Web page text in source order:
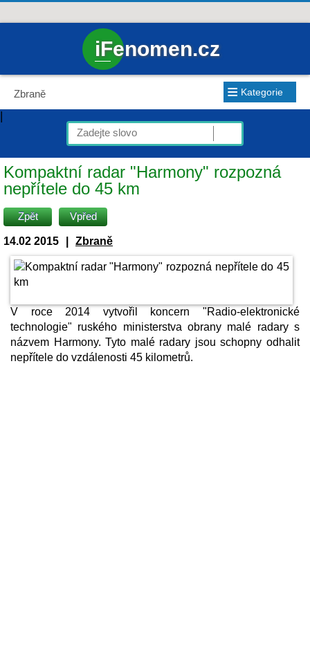
iFenomen.cz
Zbraně ≡ Kategorie
|
Kompaktní radar "Harmony" rozpozná
nepřítele do 45 km
Zpět Vpřed
14.02 2015 Zbraně
V roce 2014 vytvořil koncern "Radio-elektronické
technologie" ruského ministerstva obrany malé radary s
názvem Harmony. Tyto malé radary jsou schopny odhalit
nepřítele do vzdálenosti 45 kilometrů.